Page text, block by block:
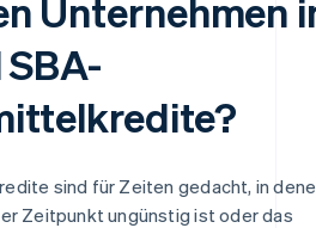
Unternehmen
sind für Zeiten gedacht, in
Zeitpunkt ungünstig ist oder das